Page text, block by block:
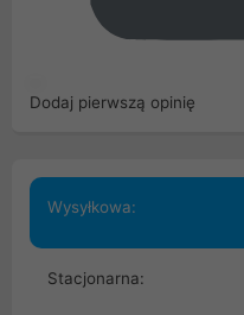
Dodaj pierwszą opinię
Wysyłkowa:
Stacjonarna: